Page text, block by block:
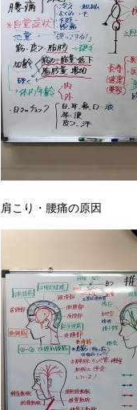
肩こり・腰痛の原因